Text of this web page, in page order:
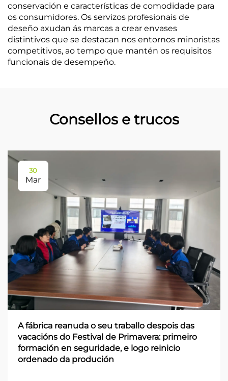
conservación e características de comodidade para
os consumidores. Os servizos profesionais de
deseño axudan ás marcas a crear envases
distintivos que se destacan nos entornos minoristas
competitivos, ao tempo que mantén os requisitos
funcionais de desempeño.
Consellos e trucos
30
Mar
A fábrica reanuda o seu traballo despois das
vacacións do Festival de Primavera: primeiro
formación en seguridade, e logo reinicio
ordenado da produción